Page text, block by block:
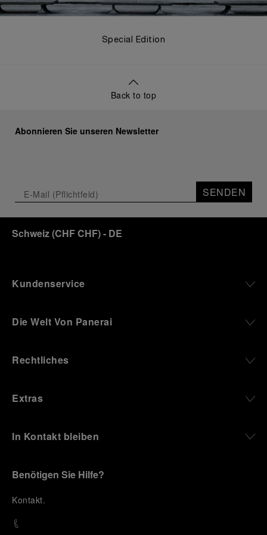
Special Edition
Back to top
Abonnieren Sie unseren Newsletter
SENDEN
Schweiz(CHF CHF)- DE
Kundenservice
Die Welt Von Panerai
Rechtliches
Extras
In Kontakt bleiben
Benötigen Sie Hilfe?
Kontakt.